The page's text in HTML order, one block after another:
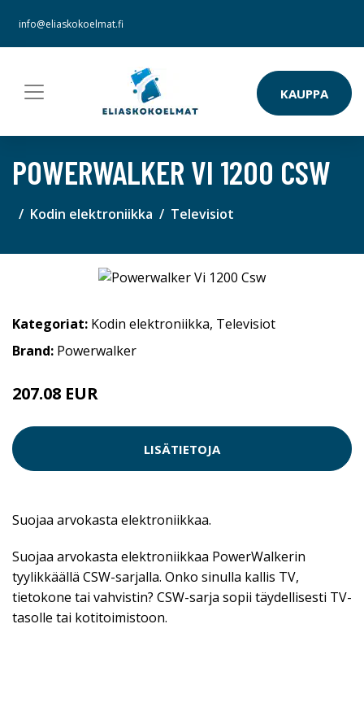
info@eliaskokoelmat.fi
KAUPPA
POWERWALKER VI 1200 CSW
Kodin elektroniikka Televisiot
Kategoriat: Kodin elektroniikka, Televisiot
Brand: Powerwalker
207.08 EUR
LISÄTIETOJA
Suojaa arvokasta elektroniikkaa.
Suojaa arvokasta elektroniikkaa PowerWalkerin
tyylikkäällä CSW-sarjalla. Onko sinulla kallis TV,
tietokone tai vahvistin? CSW-sarja sopii täydellisesti TV-
tasolle tai kotitoimistoon.